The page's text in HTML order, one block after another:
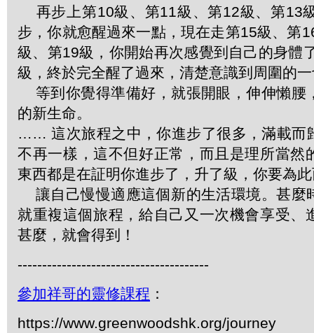
再步上第10級、第11級、第12級、第13
步，你就愈醒過來一點，現在走第15級、第
級、第19級，你開始再次感覺到自己的身體
級，終於完全醒了過來，清楚意識到周圍的
等到你覺得準備好，就張開眼，伸伸懶腰
的新生命。
…… 這次旅程之中，你進步了很多，滿載而
不再一樣，這不但好正常，而且是理所當然
東西都是在証明你進步了，升了級，你要為
讓自己慢慢適應這個新的生活環境。甚麼
就重複這個旅程，給自己又一次機會享受、
甚麼，就會得到！
---------------------------------------
參加祥哥的靈修課程 ：
https://www.greenwoodshk.org/journey